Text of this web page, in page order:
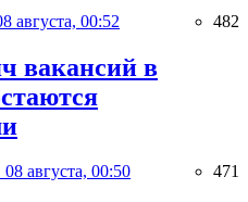
августа, 00:52 482
вакансий в
08 августа, 00:50 471